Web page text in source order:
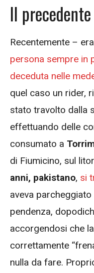
Il precedente
Recentemente –
persona sempre in
deceduta nelle
quel caso un rider,
stato travolto dalla
effettuando delle
consumato a
di Fiumicino, sul
anni, pakistano, si
aveva parcheggiato
pendenza,
accorgendosi che
correttamente
nulla da fare.